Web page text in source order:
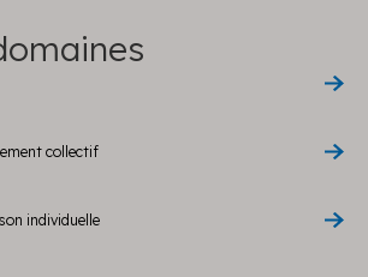
collectif
individuelle